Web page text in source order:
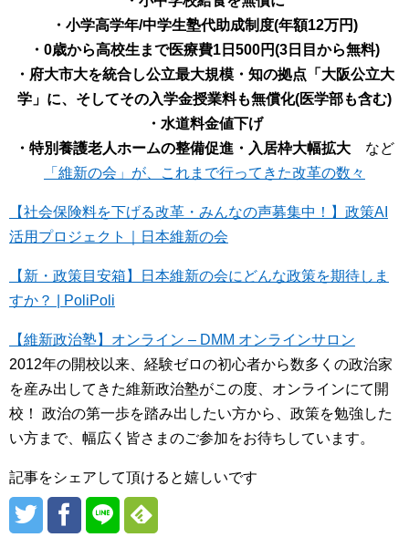
・小学高学年/中学生塾代助成制度(年額12万円)
・0歳から高校生まで医療費1日500円(3日目から無料)
・府大市大を統合し公立最大規模・知の拠点「大阪公立大
学」に、そしてその入学金授業料も無償化(医学部も含む)
・水道料金値下げ
・特別養護老人ホームの整備促進・入居枠大幅拡大 など
「維新の会」が、これまで行ってきた改革の数々
【社会保険料を下げる改革・みんなの声募集中！】政策AI
活用プロジェクト｜日本維新の会
【新・政策目安箱】日本維新の会にどんな政策を期待しま
すか？ | PoliPoli
【維新政治塾】オンライン – DMM オンラインサロン
2012年の開校以来、経験ゼロの初心者から数多くの政治家
を産み出してきた維新政治塾がこの度、オンラインにて開
校！ 政治の第一歩を踏み出したい方から、政策を勉強した
い方まで、幅広く皆さまのご参加をお待ちしています。
記事をシェアして頂けると嬉しいです